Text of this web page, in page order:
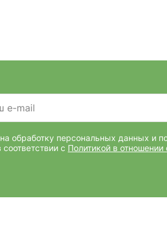
e-mail
на обработку персональных данных и
соответствии с Политикой в